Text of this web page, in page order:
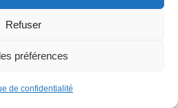
Refuser
préférences
de confidentialité